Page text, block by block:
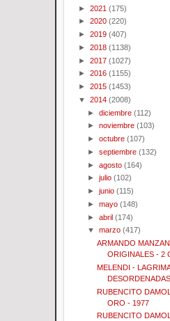
► 2021 (175)
► 2020 (220)
► 2019 (407)
► 2018 (1138)
► 2017 (1027)
► 2016 (1155)
► 2015 (1453)
▼ 2014 (2008)
►diciembre (112)
►noviembre (103)
►octubre (107)
►septiembre (132)
►agosto (164)
►julio (102)
►junio (115)
►mayo (148)
►abril (174)
▼marzo (417)
ARMANDO
ORIGINALES - 2
MELENDI -
RUBENCITO
ORO - 1977
RUBENCITO